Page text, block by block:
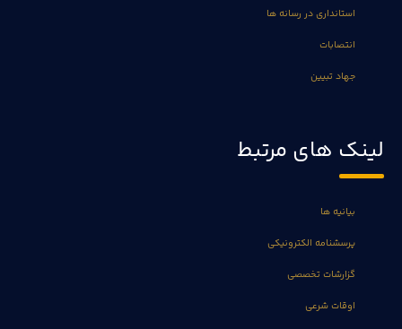
استانداری در رسانه ها
انتصابات
جهاد تبیین
لینک های مرتبط
بیانیه ها
پرسشنامه الکترونیکی
گزارشات تخصصی
اوقات شرعی